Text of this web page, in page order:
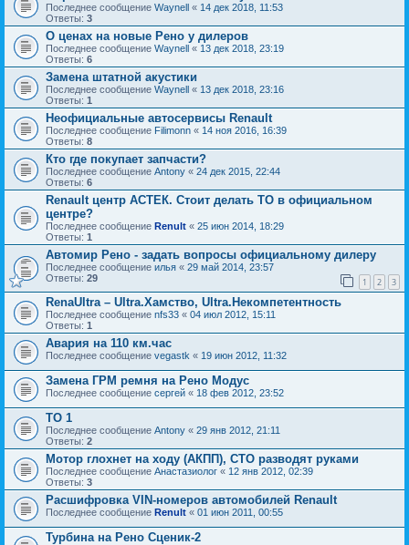
Последнее сообщение Waynell « 14 дек 2018, 11:53
Ответы: 3
О ценах на новые Рено у дилеров
Последнее сообщение Waynell « 13 дек 2018, 23:19
Ответы: 6
Замена штатной акустики
Последнее сообщение Waynell « 13 дек 2018, 23:16
Ответы: 1
Неофициальные автосервисы Renault
Последнее сообщение Filimonn « 14 ноя 2016, 16:39
Ответы: 8
Кто где покупает запчасти?
Последнее сообщение Antony « 24 дек 2015, 22:44
Ответы: 6
Renault центр АСТЕК. Стоит делать ТО в официальном
центре?
Последнее сообщение Renult « 25 июн 2014, 18:29
Ответы: 1
Автомир Рено - задать вопросы официальному дилеру
Последнее сообщение илья « 29 май 2014, 23:57
Ответы: 29 1 2 3
RenaUltra – Ultra.Хамство, Ultra.Некомпетентность
Последнее сообщение nfs33 « 04 июл 2012, 15:11
Ответы: 1
Авария на 110 км.час
Последнее сообщение vegastk « 19 июн 2012, 11:32
Замена ГРМ ремня на Рено Модус
Последнее сообщение сергей « 18 фев 2012, 23:52
ТО 1
Последнее сообщение Antony « 29 янв 2012, 21:11
Ответы: 2
Мотор глохнет на ходу (АКПП), СТО разводят руками
Последнее сообщение Анастазиолог « 12 янв 2012, 02:39
Ответы: 3
Расшифровка VIN-номеров автомобилей Renault
Последнее сообщение Renult « 01 июн 2011, 00:55
Турбина на Рено Сценик-2